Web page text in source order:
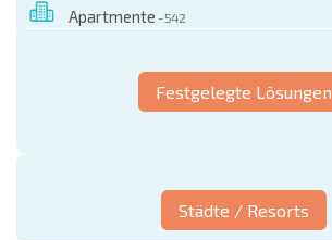
Apartmente - 542
Festgelegte Lösungen
Städte / Resorts